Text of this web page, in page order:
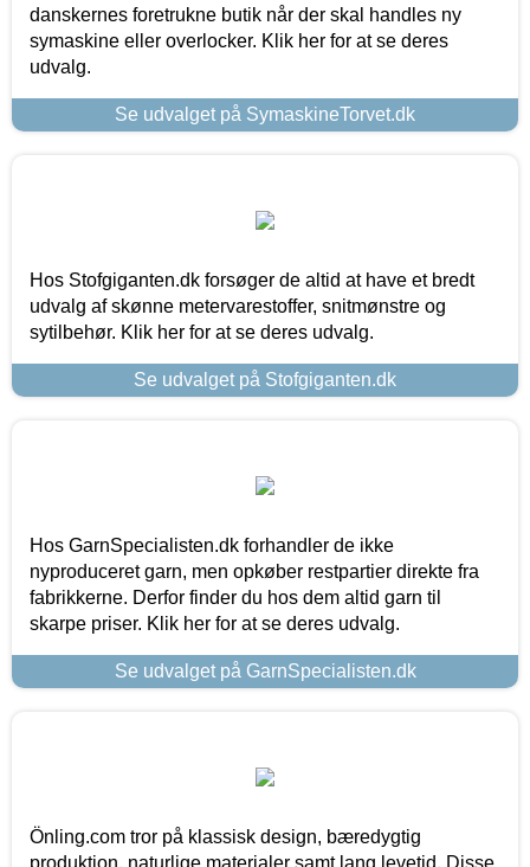
danskernes foretrukne butik når der skal handles ny
symaskine eller overlocker. Klik her for at se deres
udvalg.
Se udvalget på SymaskineTorvet.dk
Hos Stofgiganten.dk forsøger de altid at have et bredt
udvalg af skønne metervarestoffer, snitmønstre og
sytilbehør. Klik her for at se deres udvalg.
Se udvalget på Stofgiganten.dk
Hos GarnSpecialisten.dk forhandler de ikke
nyproduceret garn, men opkøber restpartier direkte fra
fabrikkerne. Derfor finder du hos dem altid garn til
skarpe priser. Klik her for at se deres udvalg.
Se udvalget på GarnSpecialisten.dk
Önling.com tror på klassisk design, bæredygtig
produktion, naturlige materialer samt lang levetid. Disse